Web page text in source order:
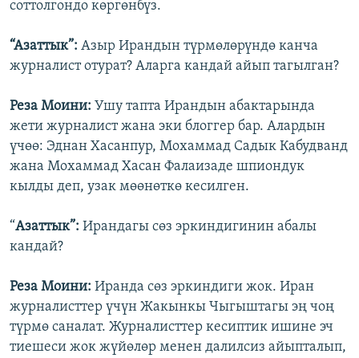
соттолгондо көргөнбүз.
“Азаттык”: Азыр Ирандын түрмөлөрүндө канча
журналист отурат? Аларга кандай айып тагылган?
Реза Моини: Ушу тапта Ирандын абактарында
жети журналист жана эки блоггер бар. Алардын
үчөө: Эднан Хасанпур, Мохаммад Садык Кабудванд
жана Мохаммад Хасан Фалаизаде шпиондук
кылды деп, узак мөөнөткө кесилген.
“Азаттык”: Ирандагы сөз эркиндигинин абалы
кандай?
Реза Моини: Иранда сөз эркиндиги жок. Иран
журналисттер үчүн Жакынкы Чыгыштагы эң чоң
түрмө саналат. Журналисттер кесиптик ишине эч
тиешеси жок жүйөлөр менен далилсиз айыпталып,